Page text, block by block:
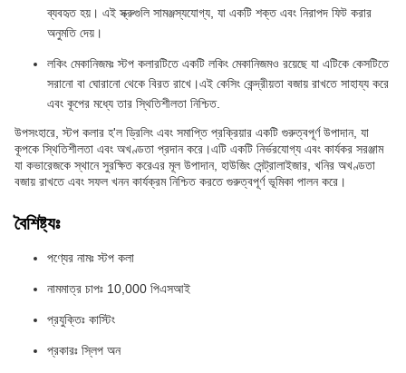
ব্যবহৃত হয়। এই স্ক্রুগুলি সামঞ্জস্যযোগ্য, যা একটি শক্ত এবং নিরাপদ ফিট করার
অনুমতি দেয়।
লকিং মেকানিজমঃ স্টপ কলারটিতে একটি লকিং মেকানিজমও রয়েছে যা এটিকে কেসটিতে
সরানো বা ঘোরানো থেকে বিরত রাখে।এই কেসিং কেন্দ্রীয়তা বজায় রাখতে সাহায্য করে
এবং কূপের মধ্যে তার স্থিতিশীলতা নিশ্চিত.
উপসংহারে, স্টপ কলার হ'ল ড্রিলিং এবং সমাপ্তি প্রক্রিয়ার একটি গুরুত্বপূর্ণ উপাদান, যা
কূপকে স্থিতিশীলতা এবং অখণ্ডতা প্রদান করে।এটি একটি নির্ভরযোগ্য এবং কার্যকর সরঞ্জাম
যা কভারেজকে স্থানে সুরক্ষিত করেএর মূল উপাদান, হাউজিং সেন্ট্রালাইজার, খনির অখণ্ডতা
বজায় রাখতে এবং সফল খনন কার্যক্রম নিশ্চিত করতে গুরুত্বপূর্ণ ভূমিকা পালন করে।
বৈশিষ্ট্যঃ
পণ্যের নামঃ স্টপ কলা
নামমাত্র চাপঃ 10,000 পিএসআই
প্রযুক্তিঃ কাস্টিং
প্রকারঃ স্লিপ অন